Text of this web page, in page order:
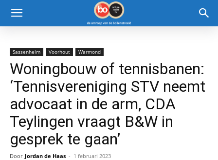
Sassenheim Voorhout Warmond
Woningbouw of tennisbanen:
‘Tennisvereniging STV neemt
advocaat in de arm, CDA
Teylingen vraagt B&W in
gesprek te gaan’
Door Jordan de Haas - 1 februari 2023